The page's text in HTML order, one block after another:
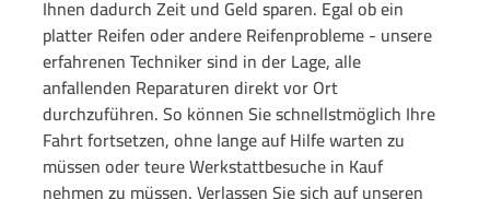
Ihnen dadurch Zeit und Geld sparen. Egal ob ein
platter Reifen oder andere Reifenprobleme - unsere
erfahrenen Techniker sind in der Lage, alle
anfallenden Reparaturen direkt vor Ort
durchzuführen. So können Sie schnellstmöglich Ihre
Fahrt fortsetzen, ohne lange auf Hilfe warten zu
müssen oder teure Werkstattbesuche in Kauf